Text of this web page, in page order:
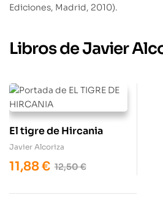
Ediciones, Madrid, 2010).
Libros de Javier
El tigre de Hircania
Javier Alcoriza
12,50€
11,88€